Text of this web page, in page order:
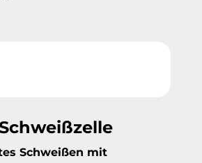
Schweißen mit